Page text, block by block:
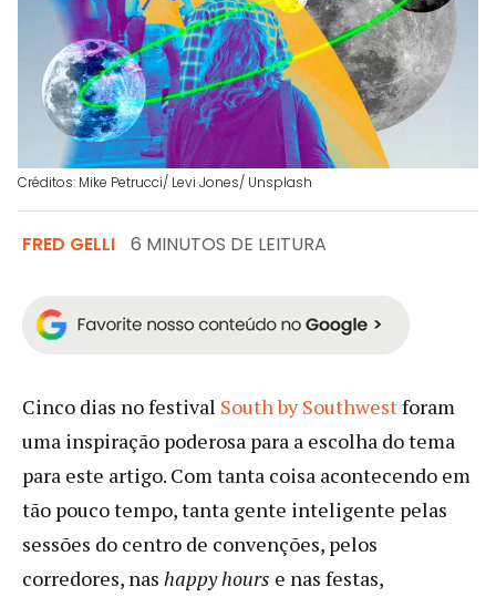
Créditos: Mike Petrucci/ Levi Jones/ Unsplash
FRED GELLI 6 MINUTOS DE LEITURA
Cinco dias no festival South by Southwestforam
uma inspiração poderosa para a escolha do tema
para este artigo. Com tanta coisa acontecendo em
tão pouco tempo, tanta gente inteligente pelas
sessões do centro de convenções, pelos
corredores, nas happy hours e nas festas,